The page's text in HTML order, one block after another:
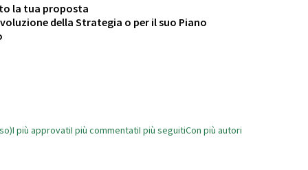
la tua proposta
della Strategia o per il suo Piano
I più approvatiI più commentatiI più seguitiCon più autori